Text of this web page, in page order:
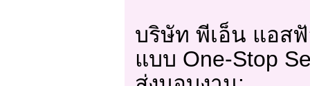
บริษัท พีเอ็น แอส
แบบ One-Stop